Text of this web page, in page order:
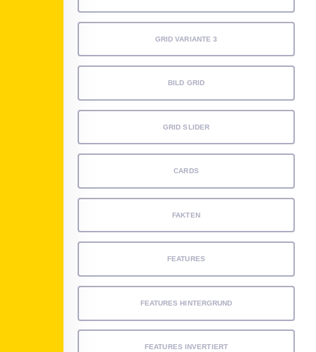
GRID VARIANTE 3
BILD GRID
GRID SLIDER
CARDS
FAKTEN
FEATURES
FEATURES HINTERGRUND
FEATURES INVERTIERT